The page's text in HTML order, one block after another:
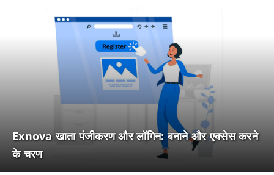
Exnova खाता पंजीकरण और लॉगिन: बनाने और एक्सेस करने
के चरण